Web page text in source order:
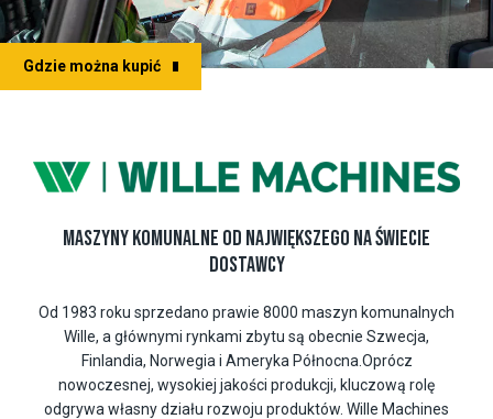
Gdzie można kupić
MASZYNY KOMUNALNE OD NAJWIĘKSZEGO NA ŚWIECIE
DOSTAWCY
Od 1983 roku sprzedano prawie 8000 maszyn komunalnych
Wille, a głównymi rynkami zbytu są obecnie Szwecja,
Finlandia, Norwegia i Ameryka Północna.Oprócz
nowoczesnej, wysokiej jakości produkcji, kluczową rolę
odgrywa własny działu rozwoju produktów. Wille Machines